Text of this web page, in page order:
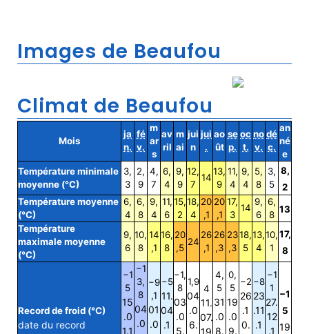
Images de Beaufou
Climat de Beaufou
Mois
ja
n.
fé
v.
m
ar
s
av
ril
m
ai
jui
n
jui
.
ao
ût
se
p.
oc
t.
no
v.
dé
c.
an
né
e
Température minimale
moyenne (°C)
3,
3
2,
9
4,
7
6,
4
9,
9
12,
7
14
13,
9
11,
4
9,
4
5,
8
3,
5
8,
2
Température moyenne
(°C)
6,
4
6,
8
9,
4
11,
6
15,
2
18,
4
20
,1
20
,1
17,
3
14
9,
6
6,
8 13
Température
maximale moyenne
(°C)
9,
6
10,
8
14
,1
16,
8
20
,5
24
26
,1
26
,3
23
,3
18,
5
13,
4
10,
1
17,
8
Record de froid (°C)
date du record
−1
5
15
.0
1.1
−1
3,
8
04
.0
−9
,1
01
.0
−5
11.
04
.1
−1,
8
03
.0
5.
1,9
04
.0
6.
4
11.
07.
19
4,
5
31
.0
8.
0,
5
19
.0
9.
−2
26
.1
0.
−8
23
.11
.1
−1
1
27.
12
.1
−1
5
19